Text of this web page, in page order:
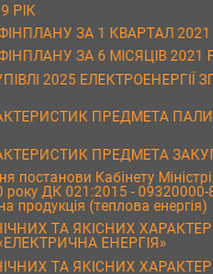
РІК
ЗА 1 КВАРТАЛ
ЗА 6 МІСЯЦІВ 2021
2025 ЕЛЕКТРОЕНЕРГІЇ
ПРЕДМЕТА
ПРЕДМЕТА
постанови Кабінету
року ДК 021:2015 -
продукція (теплова енергія)
ТА ЯКІСНИХ
ЕНЕРГІЯ»
ТА ЯКІСНИХ